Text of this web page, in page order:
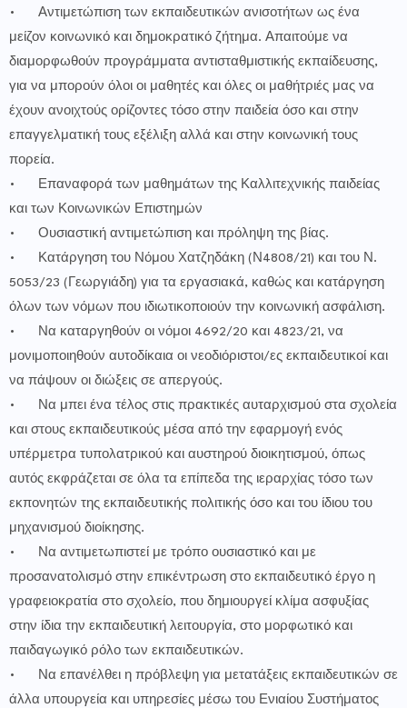
•
Αντιμετώπιση των εκπαιδευτικών ανισοτήτων ως ένα
μείζον κοινωνικό και δημοκρατικό ζήτημα. Απαιτούμε να
διαμορφωθούν προγράμματα αντισταθμιστικής εκπαίδευσης,
για να μπορούν όλοι οι μαθητές και όλες οι μαθήτριές μας να
έχουν ανοιχτούς ορίζοντες τόσο στην παιδεία όσο και στην
επαγγελματική τους εξέλιξη αλλά και στην κοινωνική τους
πορεία.
•
Επαναφορά των μαθημάτων της Καλλιτεχνικής παιδείας
και των Κοινωνικών Επιστημών
•
Ουσιαστική αντιμετώπιση και πρόληψη της βίας.
•
Κατάργηση του Νόμου Χατζηδάκη (Ν4808/21) και του Ν.
5053/23 (Γεωργιάδη) για τα εργασιακά, καθώς και κατάργηση
όλων των νόμων που ιδιωτικοποιούν την κοινωνική ασφάλιση.
•
Να καταργηθούν οι νόμοι 4692/20 και 4823/21, να
μονιμοποιηθούν αυτοδίκαια οι νεοδιόριστοι/ες εκπαιδευτικοί και
να πάψουν οι διώξεις σε απεργούς.
•
Να μπει ένα τέλος στις πρακτικές αυταρχισμού στα σχολεία
και στους εκπαιδευτικούς μέσα από την εφαρμογή ενός
υπέρμετρα τυπολατρικού και αυστηρού διοικητισμού, όπως
αυτός εκφράζεται σε όλα τα επίπεδα της ιεραρχίας τόσο των
εκπονητών της εκπαιδευτικής πολιτικής όσο και του ίδιου του
μηχανισμού διοίκησης.
•
Να αντιμετωπιστεί με τρόπο ουσιαστικό και με
προσανατολισμό στην επικέντρωση στο εκπαιδευτικό έργο η
γραφειοκρατία στο σχολείο, που δημιουργεί κλίμα ασφυξίας
στην ίδια την εκπαιδευτική λειτουργία, στο μορφωτικό και
παιδαγωγικό ρόλο των εκπαιδευτικών.
•
Να επανέλθει η πρόβλεψη για μετατάξεις εκπαιδευτικών σε
άλλα υπουργεία και υπηρεσίες μέσω του Ενιαίου Συστήματος